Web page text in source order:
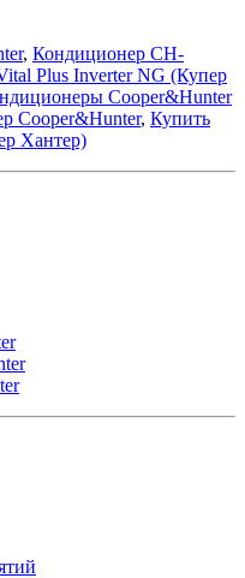
, Кондиционер CH-
Plus Inverter NG (Купер
Cooper&Hunter
Cooper&Hunter, Купить
Хантер)